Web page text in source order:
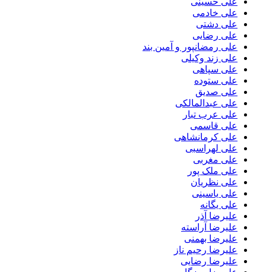
علی خادمی
علی دشتی
علی رضایی
علی رمضانپور و آمین بند
علی زند وکیلی
علی سپاهی
علی ستوده
علی صدیق
علی عبدالمالکی
علی عرب تبار
علی قاسمی
علی کرمانشاهی
علی لهراسبی
علی مغربی
علی ملک پور
علی نظریان
علی یاسینی
علی یگانه
علیرضا آذر
علیرضا آراسته
علیرضا بهمنی
علیرضا رحیم ناز
علیرضا رضایی